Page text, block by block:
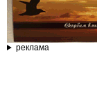
реклама